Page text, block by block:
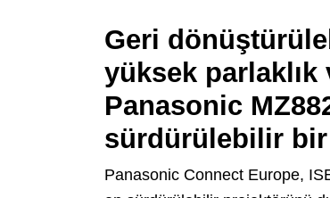
Geri
yüksek
Panasonic
sürdürülebilir
Panasonic Connect Europe,